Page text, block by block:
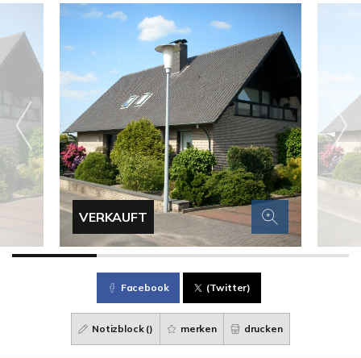
VERKAUFT
Facebook (Twitter)
Notizblock () merken drucken